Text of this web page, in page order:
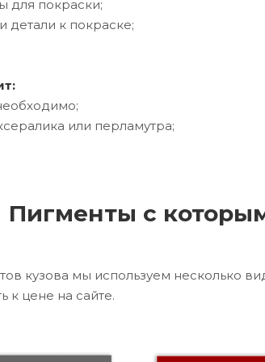
для покраски;
детали к покраске;
или перламутра;
Пигменты с
кузова мы используем несколько
к цене на сайте.